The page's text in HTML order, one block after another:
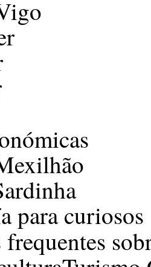
para curiosos
frequentes